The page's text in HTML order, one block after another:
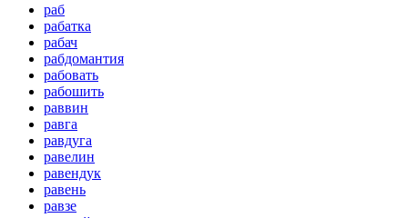
раб
рабатка
рабач
рабдомантия
рабовать
рабошить
раввин
равга
равдуга
равелин
равендук
равень
равзе